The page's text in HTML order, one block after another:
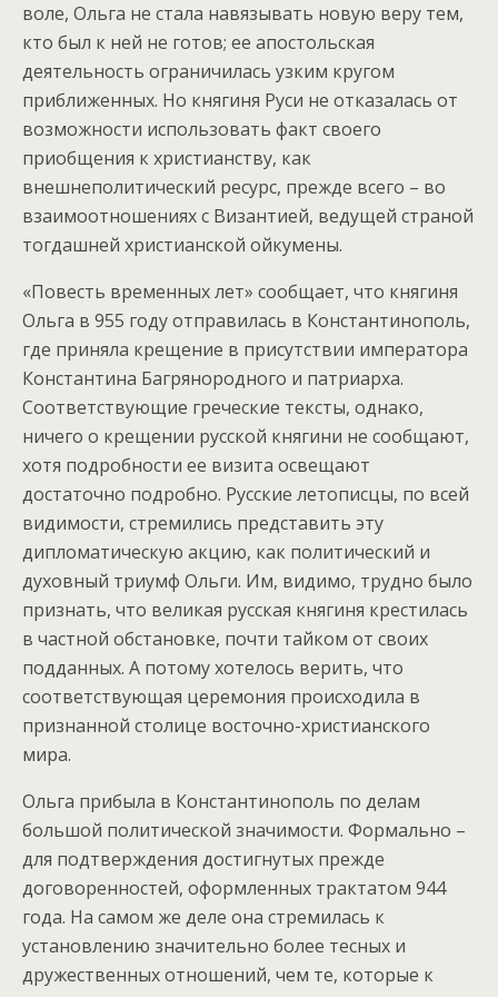
воле, Ольга не стала навязывать новую веру тем,
кто был к ней не готов; ее апостольская
деятельность ограничилась узким кругом
приближенных. Но княгиня Руси не отказалась от
возможности использовать факт своего
приобщения к христианству, как
внешнеполитический ресурс, прежде всего – во
взаимоотношениях с Византией, ведущей страной
тогдашней христианской ойкумены.
«Повесть временных лет» сообщает, что княгиня
Ольга в 955 году отправилась в Константинополь,
где приняла крещение в присутствии императора
Константина Багрянородного и патриарха.
Соответствующие греческие тексты, однако,
ничего о крещении русской княгини не сообщают,
хотя подробности ее визита освещают
достаточно подробно. Русские летописцы, по всей
видимости, стремились представить эту
дипломатическую акцию, как политический и
духовный триумф Ольги. Им, видимо, трудно было
признать, что великая русская княгиня крестилась
в частной обстановке, почти тайком от своих
подданных. А потому хотелось верить, что
соответствующая церемония происходила в
признанной столице восточно-христианского
мира.
Ольга прибыла в Константинополь по делам
большой политической значимости. Формально –
для подтверждения достигнутых прежде
договоренностей, оформленных трактатом 944
года. На самом же деле она стремилась к
установлению значительно более тесных и
дружественных отношений, чем те, которые к